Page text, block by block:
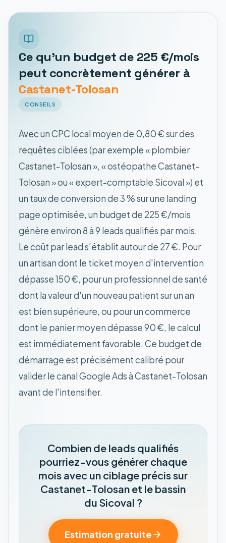
Ce qu'un budget de 225 €/mois
peut concrètement générer à
Castanet-Tolosan
CONSEILS
Avec un CPC local moyen de 0,80 € sur des
requêtes ciblées (par exemple « plombier
Castanet-Tolosan », « ostéopathe Castanet-
Tolosan » ou « expert-comptable Sicoval ») et
un taux de conversion de 3 % sur une landing
page optimisée, un budget de 225 €/mois
génère environ 8 à 9 leads qualifiés par mois.
Le coût par lead s'établit autour de 27 €. Pour
un artisan dont le ticket moyen d'intervention
dépasse 150 €, pour un professionnel de santé
dont la valeur d'un nouveau patient sur un an
est bien supérieure, ou pour un commerce
dont le panier moyen dépasse 90 €, le calcul
est immédiatement favorable. Ce budget de
démarrage est précisément calibré pour
valider le canal Google Ads à Castanet-Tolosan
avant de l'intensifier.
Combien de leads qualifiés
pourriez-vous générer chaque
mois avec un ciblage précis sur
Castanet-Tolosan et le bassin
du Sicoval ?
Estimation gratuite